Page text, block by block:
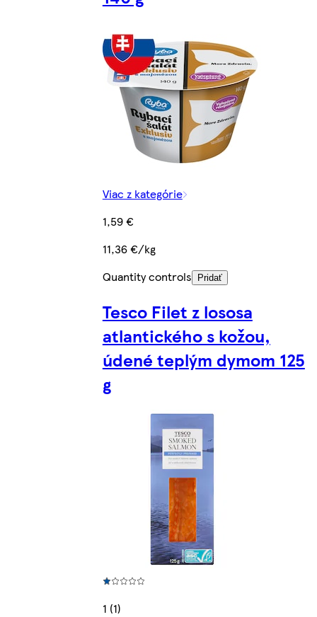
Viac z kategórie
1,59 €
11,36 €/kg
Quantity controls
Pridať
Tesco Filet z lososa
atlantického s kožou,
údené teplým dymom 125
g
1 (1)